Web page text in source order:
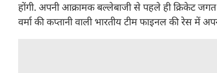
होंगी. अपनी आक्रामक बल्लेबाजी से पहले ही क्रिकेट
वर्मा की कप्तानी वाली भारतीय टीम फाइनल की रेस में